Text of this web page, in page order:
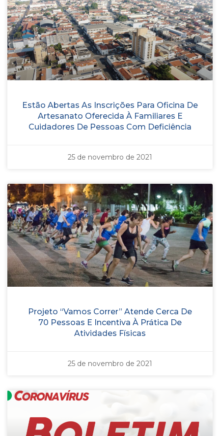
Estão Abertas As Inscrições Para Oficina De
Artesanato Oferecida À Familiares E
Cuidadores De Pessoas Com Deficiência
25 de novembro de 2021
Projeto “Vamos Correr” Atende Cerca De
70 Pessoas E Incentiva À Prática De
Atividades Físicas
25 de novembro de 2021